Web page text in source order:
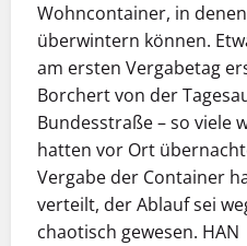
Wohncontainer, in
überwintern können.
am ersten Vergabetag
Borchert von der
Bundesstraße – so viele
hatten vor Ort
Vergabe der Container
verteilt, der Ablauf sei
chaotisch gewesen. HAN